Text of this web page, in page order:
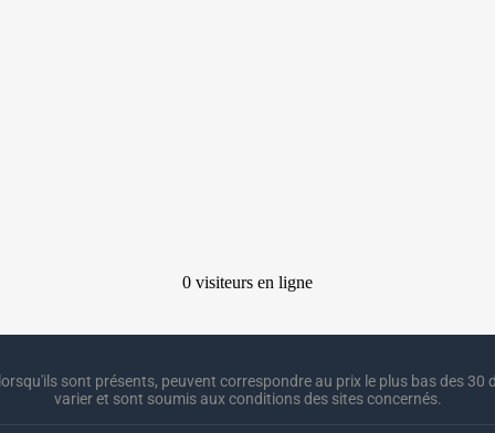
sont présents, peuvent correspondre au prix le plus bas des 30
varier et sont soumis aux conditions des sites concernés.